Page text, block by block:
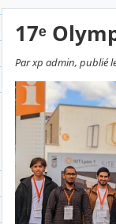
17ᵉ
Par xp admin, publié